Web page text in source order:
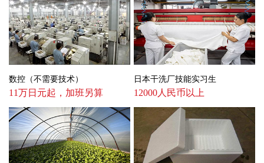
数控（不需要技术）
11万日元起，加班另算
日本干洗厂技能实习生
12000人民币以上